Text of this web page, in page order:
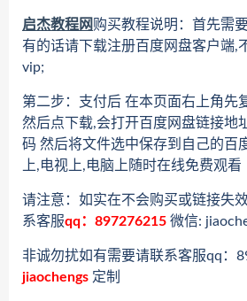
启杰教程网购买教程说明：首先需
有的话请下载注册百度网盘客户端,
vip;
第二步：支付后 在本页面右上角先
然后点下载,会打开百度网盘链接地
码 然后将文件选中保存到自己的百
上,电视上,电脑上随时在线免费观看
请注意：如实在不会购买或链接失
系客服qq：897276215 微信:
非诚勿扰如有需要请联系客服qq：
jiaochengs 定制